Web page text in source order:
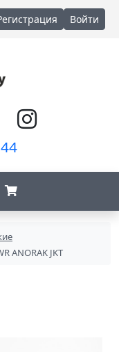
Войти
ANORAK JKT